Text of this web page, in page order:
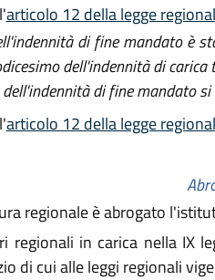
articolo 12 della legge
di fine mandato è
dell'indennità di
di fine mandato
articolo 12 della legge
regionale è abrogato
regionali in carica nella IX
di cui alle leggi regionali